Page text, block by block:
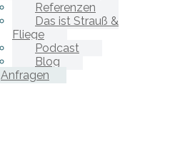
Referenzen
Das ist Strauß &
Fliege
Podcast
Blog
Anfragen